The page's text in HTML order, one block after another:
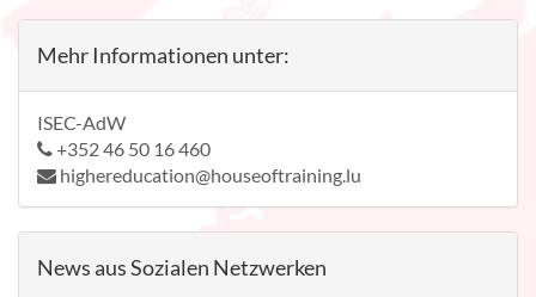
Mehr Informationen unter:
ISEC-AdW
+352 46 50 16 460
highereducation@houseoftraining.lu
News aus Sozialen Netzwerken